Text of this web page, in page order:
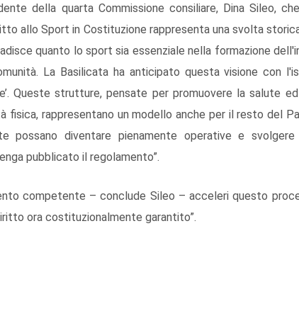
della quarta Commissione consiliare, Dina Sileo,
allo Sport in Costituzione rappresenta una svolta
quanto lo sport sia essenziale nella formazione
La Basilicata ha anticipato questa visione con
Queste strutture, pensate per promuovere la salute
rappresentano un modello anche per il resto del
possano diventare pienamente operative e
pubblicato il regolamento”.
competente – conclude Sileo – acceleri questo
ora costituzionalmente garantito”.